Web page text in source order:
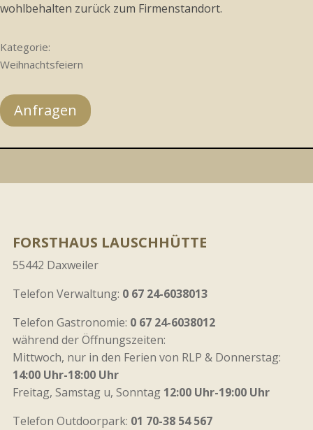
wohlbehalten zurück zum Firmenstandort.
Kategorie:
Weihnachtsfeiern
Anfragen
FORSTHAUS LAUSCHHÜTTE
55442 Daxweiler
Telefon Verwaltung: 0 67 24-6038013
Telefon Gastronomie: 0 67 24-6038012
während der Öffnungszeiten:
Mittwoch, nur in den Ferien von RLP & Donnerstag:
14:00 Uhr-18:00 Uhr
Freitag, Samstag u, Sonntag 12:00 Uhr-19:00 Uhr
Telefon Outdoorpark: 01 70-38 54 567